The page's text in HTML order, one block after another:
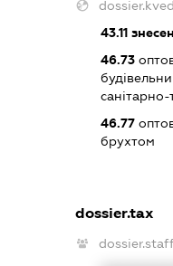
43.11
46.73
46.77
брухтом
dossier.tax
dossier.staff